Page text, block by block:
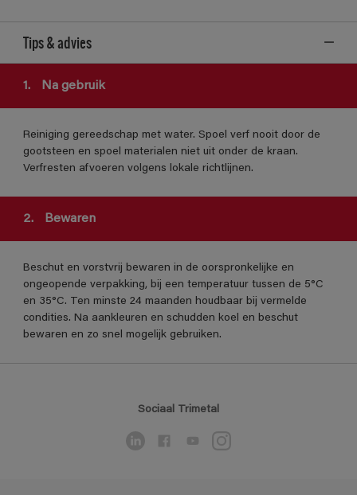
Tips & advies
1. Na gebruik
Reiniging gereedschap met water. Spoel verf nooit door de
gootsteen en spoel materialen niet uit onder de kraan.
Verfresten afvoeren volgens lokale richtlijnen.
2. Bewaren
Beschut en vorstvrij bewaren in de oorspronkelijke en
ongeopende verpakking, bij een temperatuur tussen de 5°C
en 35°C. Ten minste 24 maanden houdbaar bij vermelde
condities. Na aankleuren en schudden koel en beschut
bewaren en zo snel mogelijk gebruiken.
Sociaal Trimetal